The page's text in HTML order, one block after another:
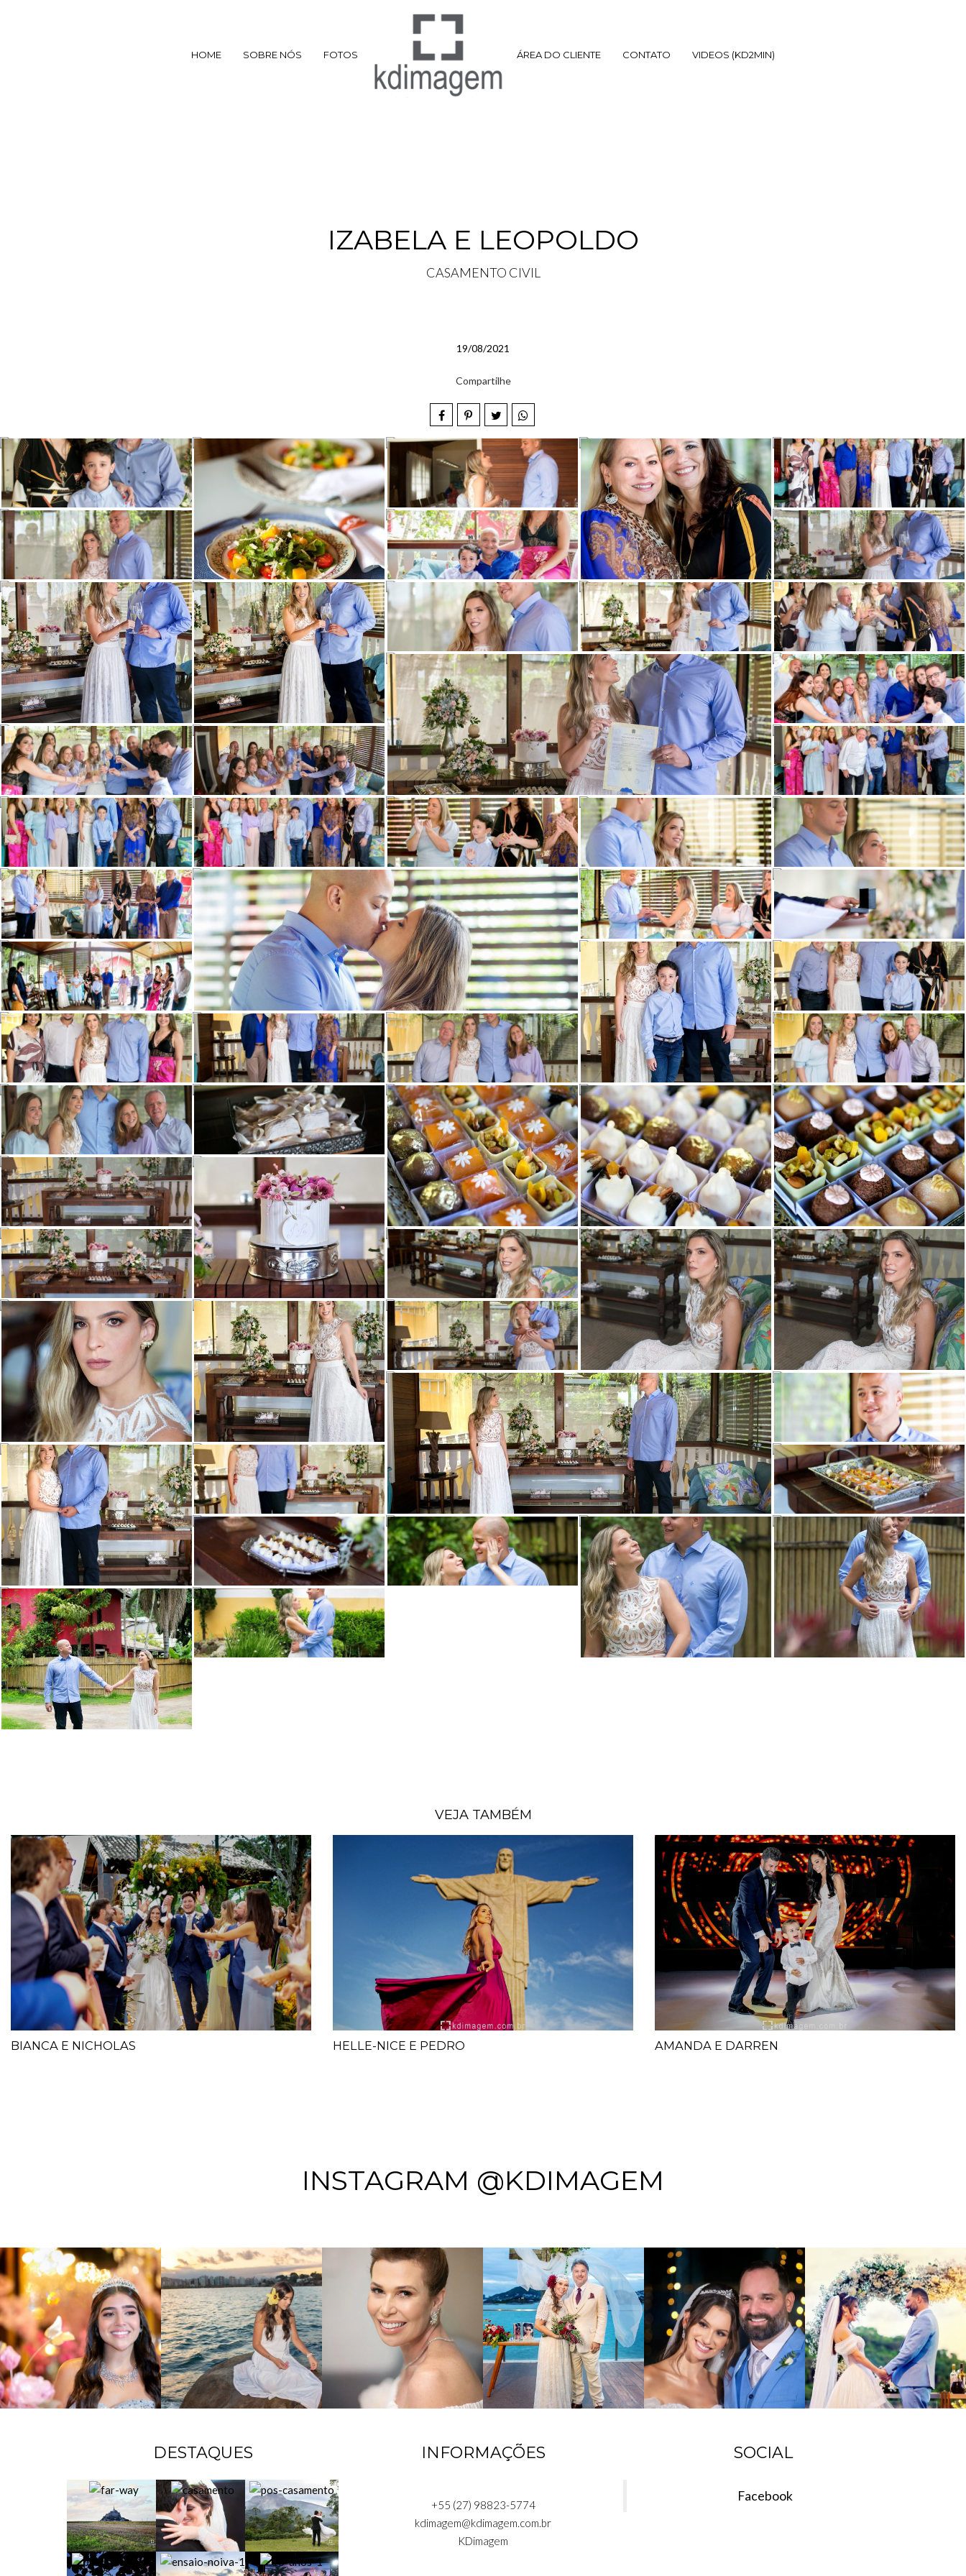
HOME SOBRE NÓS FOTOS ÁREA DO CLIENTE CONTATO VIDEOS (KD2MIN)
IZABELA E LEOPOLDO
CASAMENTO CIVIL
19/08/2021
Compartilhe
VEJA TAMBÉM
BIANCA E NICHOLAS HELLE-NICE E PEDRO AMANDA E DARREN
INSTAGRAM @KDIMAGEM
DESTAQUES INFORMAÇÕES
+55 (27) 98823-5774
kdimagem@kdimagem.com.br
KDimagem
SOCIAL
Facebook